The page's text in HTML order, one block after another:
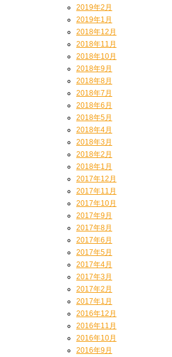
2019年2月
2019年1月
2018年12月
2018年11月
2018年10月
2018年9月
2018年8月
2018年7月
2018年6月
2018年5月
2018年4月
2018年3月
2018年2月
2018年1月
2017年12月
2017年11月
2017年10月
2017年9月
2017年8月
2017年6月
2017年5月
2017年4月
2017年3月
2017年2月
2017年1月
2016年12月
2016年11月
2016年10月
2016年9月